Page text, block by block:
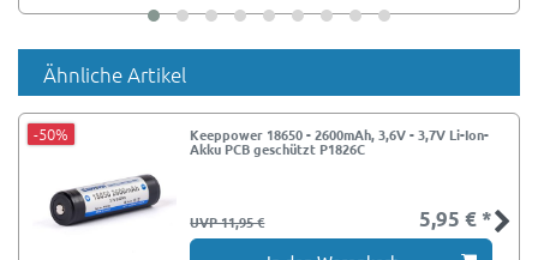
Ähnliche Artikel
-50% Keeppower 18650 - 2600mAh, 3,6V - 3,7V Li-Ion-
Akku PCB geschützt P1826C
UVP 11,95 € 5,95 € *